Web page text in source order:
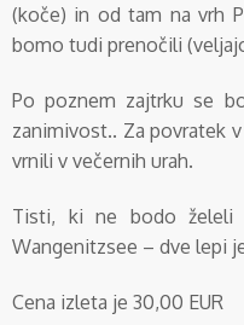
(koče) in od tam na vrh
bomo tudi prenočili
Po poznem zajtrku se
zanimivost.. Za povratek
vrnili v večernih urah.
Tisti, ki ne bodo želeli
Wangenitzsee – dve lepi
Cena izleta je 30,00 EUR